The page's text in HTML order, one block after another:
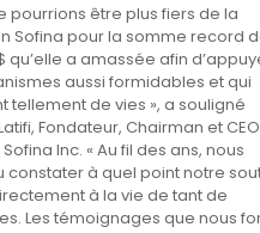
pourrions être plus fiers de la
Sofina pour la somme record
qu’elle a amassée afin
aussi formidables et qui
tellement de vies », a souligné
Fondateur, Chairman et
Inc. « Au fil des ans, nous
constater à quel point notre
à la vie de tant de
Les témoignages que nous